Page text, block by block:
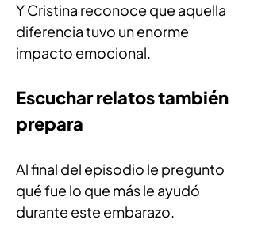
Y Cristina reconoce que aquella
diferencia tuvo un enorme
impacto emocional.
Escuchar relatos también
prepara
Al final del episodio le pregunto
qué fue lo que más le ayudó
durante este embarazo.